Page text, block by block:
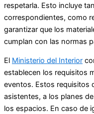
respetarla. Esto incluye
correspondientes, como
garantizar que los
cumplan con las normas
El Ministerio del Interior
establecen los requisitos
eventos. Estos requisitos
asistentes, a los planes
los espacios. En caso de